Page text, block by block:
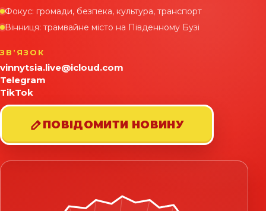
Фокус: громади, безпека, культура, транспорт
Вінниця: трамвайне місто на Південному Бузі
ЗВʼЯЗОК
vinnytsia.live@icloud.com
Telegram
TikTok
ПОВІДОМИТИ НОВИНУ